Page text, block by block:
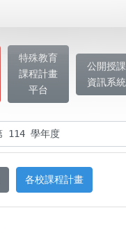
特殊教育
課程計畫
平台
公開授課
資訊系統
各校課程計畫